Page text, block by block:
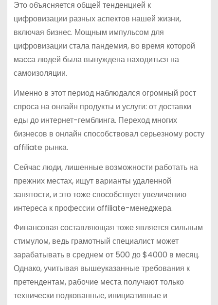
Это объясняется общей тенденцией к
цифровизации разных аспектов нашей жизни,
включая бизнес. Мощным импульсом для
цифровизации стала пандемия, во время которой
масса людей была вынуждена находиться на
самоизоляции.
Именно в этот период наблюдался огромный рост
спроса на онлайн продукты и услуги: от доставки
еды до интернет-гемблинга. Переход многих
бизнесов в онлайн способствовал серьезному росту
affiliate рынка.
Сейчас люди, лишенные возможности работать на
прежних местах, ищут варианты удаленной
занятости, и это тоже способствует увеличению
интереса к профессии affiliate-менеджера.
Финансовая составляющая тоже является сильным
стимулом, ведь грамотный специалист может
зарабатывать в среднем от 500 до $4000 в месяц.
Однако, учитывая вышеуказанные требования к
претендентам, рабочие места получают только
технически подкованные, инициативные и